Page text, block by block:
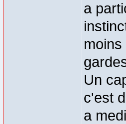
a
Un
c'est
a